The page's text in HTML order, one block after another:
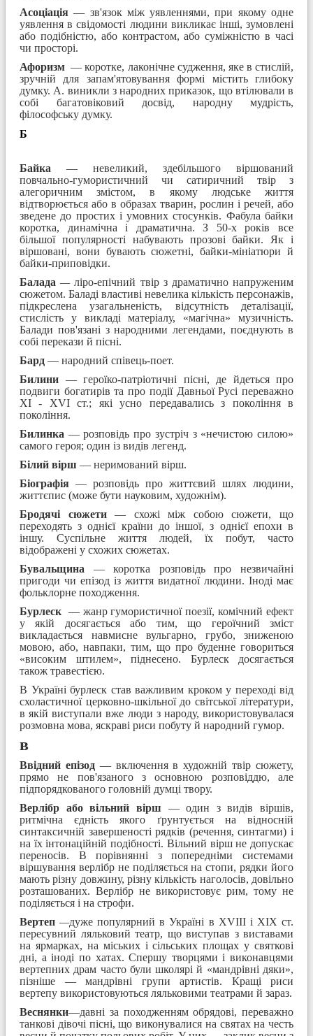
Асоціація — зв'язок між уявленнями, при якому одне
уявлення в свідомості людини викликає інші, зумовлені
або подібністю, або контрастом, або суміжністю в часі
чи просторі.
Афоризм — коротке, лаконічне судження, яке в стислій,
зручній для запам'ятовування формі містить глибоку
думку. А. виникли з народних приказок, що втілювали в
собі багатовіковий досвід, народну мудрість,
філософську думку.
Б
Байка — невеликий, здебільшого віршований
повчально-гумористичний чи сатиричний твір з
алегоричним змістом, в якому людське життя
відтворюється або в образах тварин, рослин і речей, або
зведене до простих і умовних стосунків. Фабула байки
коротка, динамічна і драматична. З 50-х років все
більшої популярності набувають прозові байки. Як і
віршовані, вони бувають сюжетні, байки-мініатюри й
байки-приповідки.
Балада —ліро-епічний твір з драматично напруженим
сюжетом. Баладі властиві невелика кількість персонажів,
підкреслена узагальненість, відсутність деталізації,
стислість у викладі матеріалу, «магічна» музичність.
Балади пов'язані з народними легендами, поєднують в
собі перекази й пісні.
Бард — народний співець-поет.
Билини — героїко-патріотичні пісні, де йдеться про
подвиги богатирів та про події Давньої Русі переважно
XI - XVI ст.; які усно передавались з покоління в
покоління.
Билинка — розповідь про зустріч з «нечистою силою»
самого героя; один із видів легенд.
Білий вірш — неримований вірш.
Біографія — розповідь про життєвий шлях людини,
життєпис (може бути науковим, художнім).
Бродячі сюжети— схожі між собою сюжети, що
переходять з однієї країни до іншої, з однієї епохи в
іншу. Суспільне життя людей, їх побут, часто
відображені у схожих сюжетах.
Бувальщина — коротка розповідь про незвичайні
пригоди чи епізод із життя видатної людини. Іноді має
фольклорне походження.
Бурлеск — жанр гумористичної поезії, комічний ефект
у якій досягається або тим, що героїчний зміст
викладається навмисне вульгарно, грубо, зниженою
мовою, або, навпаки, тим, що про буденне говориться
«високим штилем», піднесено. Бурлеск досягається
також травестією.
В Україні бурлеск став важливим кроком у переході від
схоластичної церковно-шкільної до світської літератури,
в якій виступали вже люди з народу, використовувалася
розмовна мова, яскраві риси побуту й народний гумор.
в
Ввідний епізод— включення в художній твір сюжету,
прямо не пов'язаного з основною розповіддю, але
підпорядкованого головній думці твору.
Верлібр або вільний вірш — один з видів віршів,
ритмічна єдність якого ґрунтується на відносній
синтаксичній завершеності рядків (речення, синтагми) і
на їх інтонаційній подібності. Вільний вірш не допускає
переносів. В порівнянні з попередніми системами
віршування верлібр не поділяється на стопи, рядки його
мають різну довжину, різну кількість наголосів, довільно
розташованих. Верлібр не використовує рим, тому не
поділяється і на строфи.
Вертеп —дуже популярний в Україні в XVIII і XIX ст.
пересувний ляльковий театр, що виступав з виставами
на ярмарках, на міських і сільських площах у святкові
дні, а іноді по хатах. Спершу творцями і виконавцями
вертепних драм часто були школярі й «мандрівні дяки»,
пізніше — мандрівні групи артистів. Кращі риси
вертепу використовуються ляльковими театрами й зараз.
Веснянки—давні за походженням обрядові, переважно
танкові дівочі пісні, що виконувалися на святах на честь